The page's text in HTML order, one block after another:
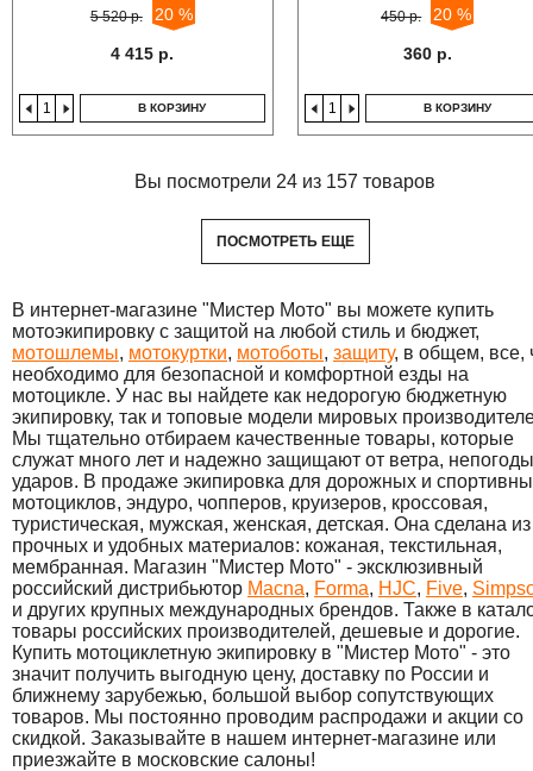
5 520 р. 20 %
4 415 р.
В КОРЗИНУ
450 р. 20 %
360 р.
В КОРЗИНУ
Вы посмотрели 24 из 157 товаров
ПОСМОТРЕТЬ ЕЩЕ
В интернет-магазине "Мистер Мото" вы можете купить
мотоэкипировку с защитой на любой стиль и бюджет,
мотошлемы, мотокуртки, мотоботы, защиту, в общем, все,
необходимо для безопасной и комфортной езды на
мотоцикле. У нас вы найдете как недорогую бюджетную
экипировку, так и топовые модели мировых
Мы тщательно отбираем качественные товары, которые
служат много лет и надежно защищают от ветра,
ударов. В продаже экипировка для дорожных и
мотоциклов, эндуро, чопперов, круизеров, кроссовая,
туристическая, мужская, женская, детская. Она сделана из
прочных и удобных материалов: кожаная, текстильная,
мембранная. Магазин "Мистер Мото" - эксклюзивный
российский дистрибьютор Macna, Forma, HJC, Five,
и других крупных международных брендов. Также в
товары российских производителей, дешевые и дорогие.
Купить мотоциклетную экипировку в "Мистер Мото" - это
значит получить выгодную цену, доставку по России и
ближнему зарубежью, большой выбор сопутствующих
товаров. Мы постоянно проводим распродажи и акции со
скидкой. Заказывайте в нашем интернет-магазине или
приезжайте в московские салоны!